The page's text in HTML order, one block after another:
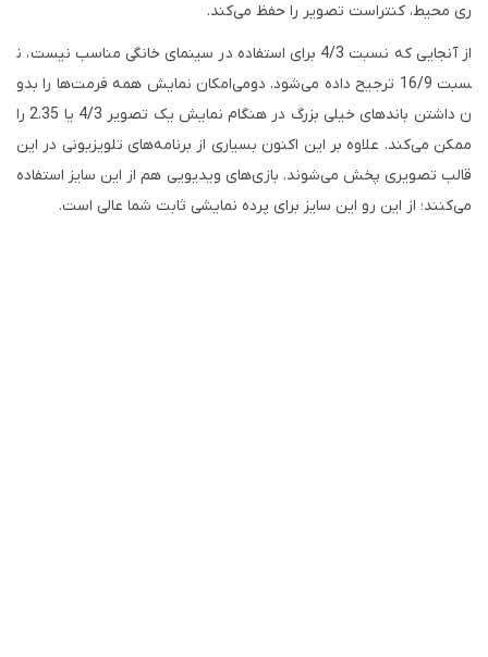
ری محیط، کنتراست تصویر را حفظ می‌کند.
از آنجایی که نسبت 4/3 برای استفاده در سینمای خانگی مناسب نیست، ن
سبت 16/9 ترجیح داده می‌شود. دومی‌امکان نمایش همه فرمت‌ها را بدو
ن داشتن باندهای خیلی بزرگ در هنگام نمایش یک تصویر 4/3 یا 2.35 را
ممکن می‌کند. علاوه بر این اکنون بسیاری از برنامه‌های تلویزیونی در این
قالب تصویری پخش می‌شوند. بازی‌های ویدیویی هم از این سایز استفاده
می‌کنند؛ از این رو این سایز برای پرده نمایشی ثابت شما عالی است.